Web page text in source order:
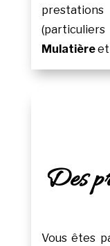
Mulatièreet
Des
Vous êtes